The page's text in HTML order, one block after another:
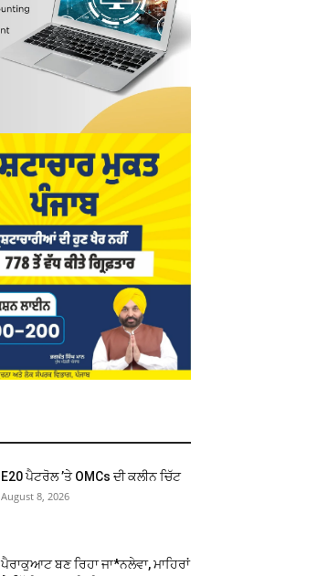
E20 ਪੈਟਰੋਲ ’ਤੇ OMCs ਦੀ ਕਲੀਨ ਚਿੱਟ
August 8, 2026
ਪੈਰਾਕੁਆਟ ਬਣ ਰਿਹਾ ਜਾ*ਨਲੇਵਾ, ਮਾਹਿਰਾਂ